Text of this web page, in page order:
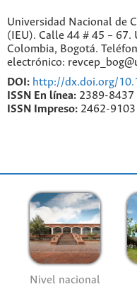
Universidad Nacional de
(IEU). Calle 44 # 45 – 67.
Colombia, Bogotá.
electrónico:
DOI: http://dx.doi.org/
ISSN En línea: 2389-8437
ISSN Impreso: 2462-9103
Nivel nacional